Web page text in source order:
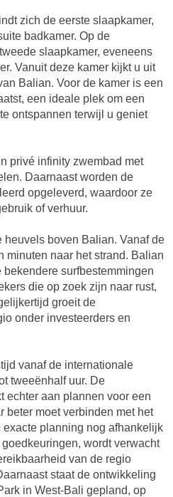
zich de eerste slaapkamer,
badkamer. Op de
slaapkamer, eveneens
Vanuit deze kamer kijkt u uit
Balian. Voor de kamer is een
een ideale plek om een
ontspannen terwijl u geniet
privé infinity zwembad met
Daarnaast worden de
opgeleverd, waardoor ze
of verhuur.
heuvels boven Balian. Vanaf de
minuten naar het strand. Balian
surfbestemmingen
die op zoek zijn naar rust,
groeit de
onder investeerders en
vanaf de internationale
tweeënhalf uur. De
echter aan plannen voor een
beter moet verbinden met het
planning nog afhankelijk
wordt verwacht
van de regio
staat de ontwikkeling
in West-Bali gepland, op